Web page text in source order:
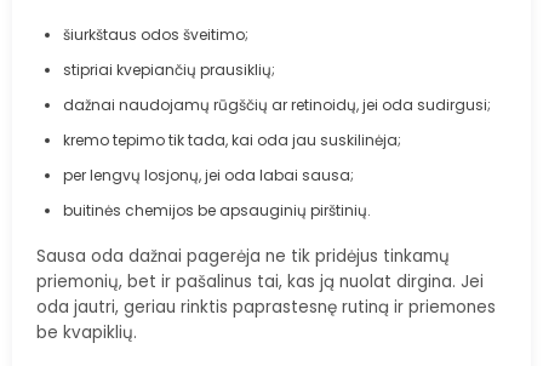
šiurkštaus odos šveitimo;
stipriai kvepiančių prausiklių;
dažnai naudojamų rūgščių ar retinoidų, jei oda sudirgusi;
kremo tepimo tik tada, kai oda jau suskilinėja;
per lengvų losjonų, jei oda labai sausa;
buitinės chemijos be apsauginių pirštinių.
Sausa oda dažnai pagerėja ne tik pridėjus tinkamų
priemonių, bet ir pašalinus tai, kas ją nuolat dirgina. Jei
oda jautri, geriau rinktis paprastesnę rutiną ir priemones
be kvapiklių.